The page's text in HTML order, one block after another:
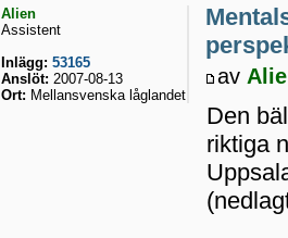
av
Den
riktiga
Alien
Assistent
Inlägg: 53165
Anslöt: 2007-08-13
Ort: Mellansvenska låglandet